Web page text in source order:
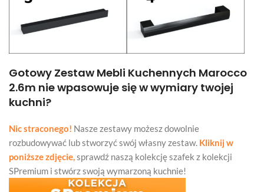
Gotowy Zestaw Mebli Kuchennych Marocco
2.6m nie wpasowuje się w wymiary twojej
kuchni?
Nic straconego! Nasze zestawy możesz dowolnie
rozbudowywać lub stworzyć swój własny zestaw. Kliknij w
poniższe zdjęcie,sprawdź naszą kolekcję szafek z kolekcji
SPremium i stwórz swoją wymarzoną kuchnie!